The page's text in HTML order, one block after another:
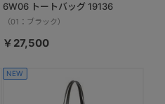
6W06 トートバッグ 19136
（01：ブラック）
￥27,500
NEW